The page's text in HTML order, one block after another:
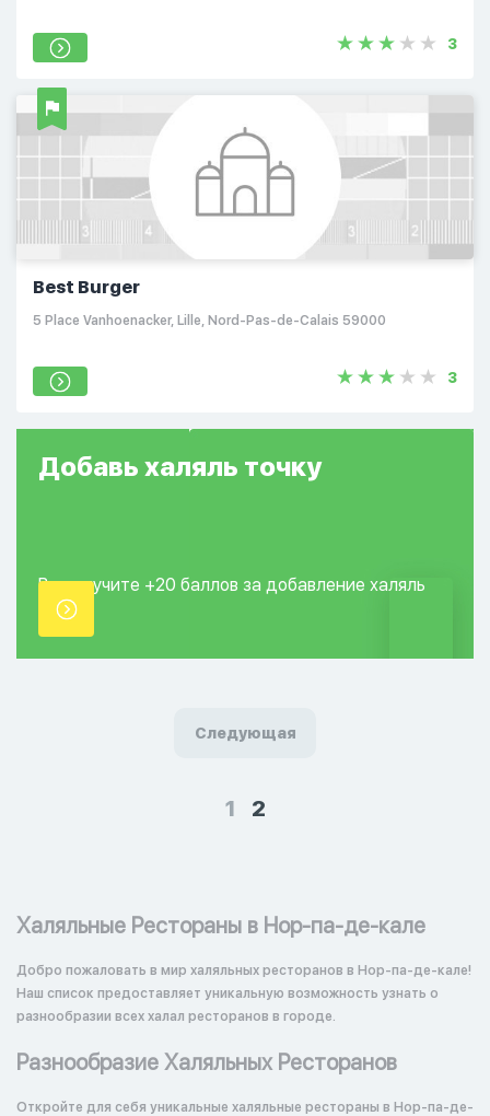
3
Best Burger
5 Place Vanhoenacker, Lille, Nord-Pas-de-Calais 59000
3
Добавь халяль точку
Вы получите +20 баллов за добавление халяль
точки.
Следующая
1 2
Халяльные Рестораны в Нор-па-де-кале
Добро пожаловать в мир халяльных ресторанов в Нор-па-де-кале!
Наш список предоставляет уникальную возможность узнать о
разнообразии всех халал ресторанов в городе.
Разнообразие Халяльных Ресторанов
Откройте для себя уникальные халяльные рестораны в Нор-па-де-